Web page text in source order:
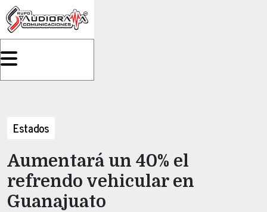
Estados
Aumentará un 40% el
refrendo vehicular en
Guanajuato